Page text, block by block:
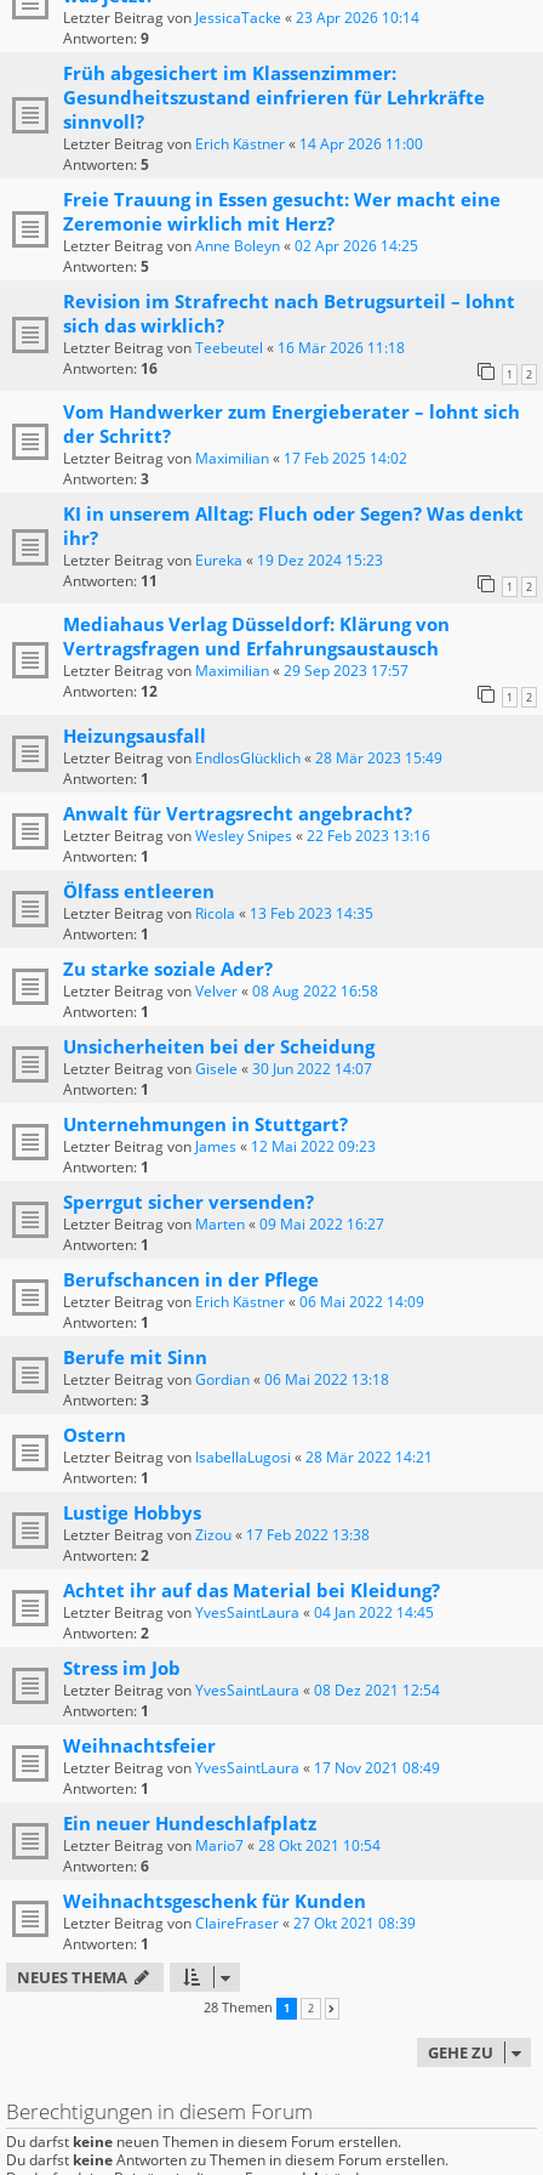
Letzter Beitrag von JessicaTacke «23 Apr 2026 10:14
Antworten:9
Früh abgesichert im Klassenzimmer:
Gesundheitszustand einfrieren für Lehrkräfte
sinnvoll?
Letzter Beitrag von Erich Kästner« 14 Apr 2026 11:00
Antworten:5
Freie Trauung in Essen gesucht: Wer macht eine
Zeremonie wirklich mit Herz?
Letzter Beitrag vonAnne Boleyn«02 Apr 2026 14:25
Antworten:5
Revision im Strafrecht nach Betrugsurteil – lohnt
sich das wirklich?
Letzter Beitrag vonTeebeutel « 16 Mär 2026 11:18
Antworten: 16 1 2
Vom Handwerker zum Energieberater – lohnt sich
der Schritt?
Letzter Beitrag von Maximilian« 17 Feb 2025 14:02
Antworten:3
KI in unserem Alltag: Fluch oder Segen? Was denkt
ihr?
Letzter Beitrag von Eureka « 19 Dez 2024 15:23
Antworten: 11 1 2
Mediahaus Verlag Düsseldorf: Klärung von
Vertragsfragen und Erfahrungsaustausch
Letzter Beitrag von Maximilian«29 Sep 2023 17:57
Antworten: 12 1 2
Heizungsausfall
Letzter Beitrag von EndlosGlücklich«28 Mär 2023 15:49
Antworten: 1
Anwalt für Vertragsrecht angebracht?
Letzter Beitrag vonWesley Snipes«22 Feb 2023 13:16
Antworten: 1
Ölfass entleeren
Letzter Beitrag von Ricola « 13 Feb 2023 14:35
Antworten: 1
Zu starke soziale Ader?
Letzter Beitrag vonVelver«08 Aug 2022 16:58
Antworten: 1
Unsicherheiten bei der Scheidung
Letzter Beitrag vonGisele «30 Jun 2022 14:07
Antworten: 1
Unternehmungen in Stuttgart?
Letzter Beitrag von James« 12 Mai 2022 09:23
Antworten: 1
Sperrgut sicher versenden?
Letzter Beitrag von Marten«09 Mai 2022 16:27
Antworten: 1
Berufschancen in der Pflege
Letzter Beitrag von Erich Kästner«06 Mai 2022 14:09
Antworten: 1
Berufe mit Sinn
Letzter Beitrag vonGordian«06 Mai 2022 13:18
Antworten:3
Ostern
Letzter Beitrag von IsabellaLugosi «28 Mär 2022 14:21
Antworten: 1
Lustige Hobbys
Letzter Beitrag vonZizou« 17 Feb 2022 13:38
Antworten:2
Achtet ihr auf das Material bei Kleidung?
Letzter Beitrag vonYvesSaintLaura «04 Jan 2022 14:45
Antworten:2
Stress im Job
Letzter Beitrag vonYvesSaintLaura «08 Dez 2021 12:54
Antworten: 1
Weihnachtsfeier
Letzter Beitrag vonYvesSaintLaura « 17 Nov 2021 08:49
Antworten: 1
Ein neuer Hundeschlafplatz
Letzter Beitrag von Mario7«28 Okt 2021 10:54
Antworten:6
Weihnachtsgeschenk für Kunden
Letzter Beitrag vonClaireFraser«27 Okt 2021 08:39
Antworten: 1
NEUES THEMA
28 Themen 1 2
GEHE ZU
Berechtigungen in diesem Forum
Du darfst keine neuen Themen in diesem Forum erstellen.
Du darfst keineAntworten zu Themen in diesem Forum erstellen.